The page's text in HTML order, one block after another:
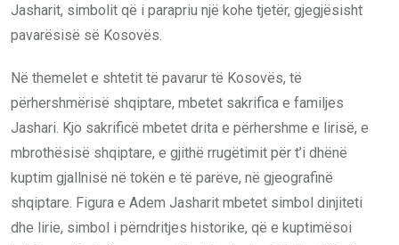
Jasharit, simbolit që i parapriu një kohe tjetër, gjegjësisht
pavarësisë së Kosovës.
Në themelet e shtetit të pavarur të Kosovës, të
përhershmërisë shqiptare, mbetet sakrifica e familjes
Jashari. Kjo sakrificë mbetet drita e përhershme e lirisë, e
mbrothësisë shqiptare, e gjithë rrugëtimit për t’i dhënë
kuptim gjallnisë në tokën e të parëve, në gjeografinë
shqiptare. Figura e Adem Jasharit mbetet simbol dinjiteti
dhe lirie, simbol i përndritjes historike, që e kuptimësoi